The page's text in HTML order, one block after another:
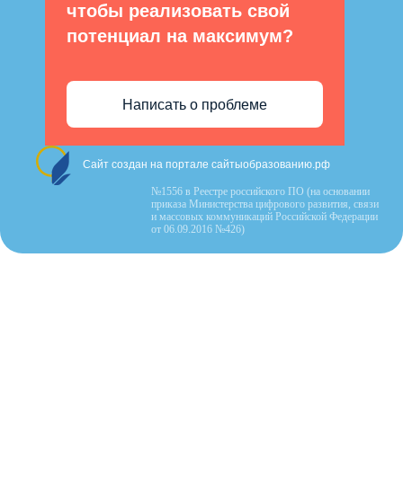
чтобы реализовать свой
потенциал на максимум?
Написать о проблеме
Сайт создан на портале сайтыобразованию.рф
№1556 в Реестре российского ПО (на основании
приказа Министерства цифрового развития, связи
и массовых коммуникаций Российской Федерации
от 06.09.2016 №426)